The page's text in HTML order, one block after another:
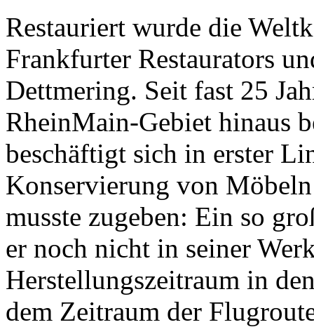
Restauriert wurde die
Frankfurter Restaurators
Dettmering. Seit fast 25
Rhein­Main-Gebiet hinaus
beschäftigt sich in erster
Konservierung von
musste zugeben: Ein so
er noch nicht in seiner
Herstellungszeitraum in
dem Zeitraum der